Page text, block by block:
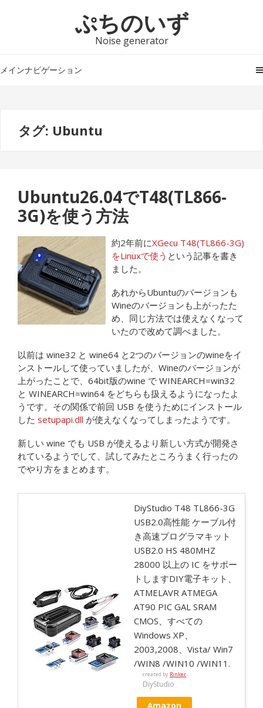
シ
ツ
ぷちのいず
Noise generator
メインナビゲーション
タグ: Ubuntu
Ubuntu26.04でT48(TL866-
3G)を使う方法
約2年前にXGecu T48(TL866-3G)
をLinuxで使う という記事を書き
ました。
あれからUbuntuのバージョンも
Wineのバージョンも上がったた
め、同じ方法では使えなくなって
いたので改めて調べました。
以前は wine32 と wine64 と2つのバージョンのwineをイ
ンストールして使っていましたが、Wineのバージョンが
上がったことで、64bit版のwine で WINEARCH=win32
と WINEARCH=win64 をどちらも扱えるようになったよ
うです。その関係で前回 USB を使うためにインストール
した setupapi.dll が使えなくなってしまったようです。
新しい wine でも USB が使えるより新しい方式が開発さ
れているようでして、試してみたところうまく行ったの
でやり方をまとめます。
DiyStudio T48 TL866-3G
USB2.0高性能 ケーブル付
き高速プログラマキット
USB2.0 HS 480MHZ
28000 以上の IC をサポー
トしますDIY電子キット、
ATMELAVR ATMEGA
AT90 PIC GAL SRAM
CMOS、すべての
Windows XP、
2003,2008、Vista/ Win7
/WIN8 /WIN10 /WIN11.
created by Rinker
DiyStudio
Amazon